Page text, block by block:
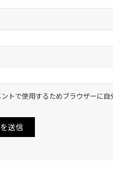
トで使用するためブラウザーに